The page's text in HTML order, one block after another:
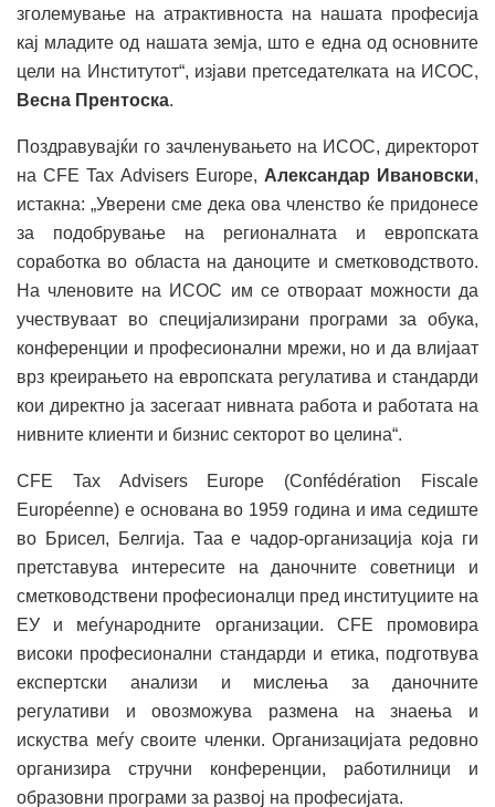
зголемување на атрактивноста на нашата професија
кај младите од нашата земја, што е една од основните
цели на Институтот“, изјави претседателката на ИСОС,
Весна Прентоска.
Поздравувајќи го зачленувањето на ИСОС, директорот
на CFE Tax Advisers Europe, Александар Ивановски,
истакна: „Уверени сме дека ова членство ќе придонесе
за подобрување на регионалната и европската
соработка во областа на даноците и сметководството.
На членовите на ИСОС им се отвораат можности да
учествуваат во специјализирани програми за обука,
конференции и професионални мрежи, но и да влијаат
врз креирањето на европската регулатива и стандарди
кои директно ја засегаат нивната работа и работата на
нивните клиенти и бизнис секторот во целина“.
CFE Tax Advisers Europe (Confédération Fiscale
Européenne) е основана во 1959 година и има седиште
во Брисел, Белгија. Таа е чадор-организација која ги
претставува интересите на даночните советници и
сметководствени професионалци пред институциите на
ЕУ и меѓународните организации. CFE промовира
високи професионални стандарди и етика, подготвува
експертски анализи и мислења за даночните
регулативи и овозможува размена на знаења и
искуства меѓу своите членки. Организацијата редовно
организира стручни конференции, работилници и
образовни програми за развој на професијата.